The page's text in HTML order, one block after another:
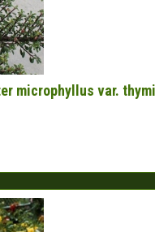
microphyllus var.